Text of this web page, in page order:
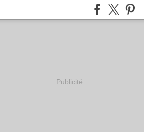
Publicité